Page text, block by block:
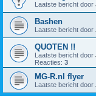
Laatste bericht door
Bashen
Laatste bericht door
QUOTEN !!
Laatste bericht door
Reacties: 3
MG-R.nl flyer
Laatste bericht door